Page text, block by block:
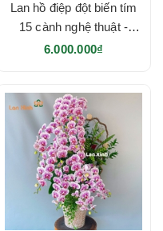
Lan hồ điệp đột biến tím
15 cành nghệ thuật -
HD483
6.000.000₫